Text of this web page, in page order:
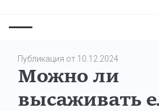
Публикация от 10.12.2024
Можно ли
высаживать